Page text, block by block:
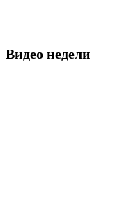
Видео недели